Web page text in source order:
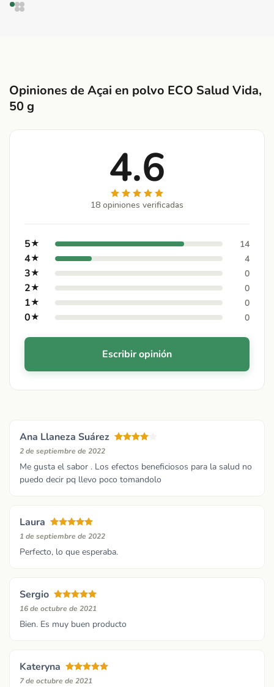
Opiniones de Açai en polvo ECO Salud Vida,
50 g
4.6
18 opiniones verificadas
5★ 14
4★ 4
3★ 0
2★ 0
1★ 0
0★ 0
Escribir opinión
Ana Llaneza Suárez
2 de septiembre de 2022
Me gusta el sabor . Los efectos beneficiosos para la salud no
puedo decir pq llevo poco tomandolo
Laura
1 de septiembre de 2022
Perfecto, lo que esperaba.
Sergio
16 de octubre de 2021
Bien. Es muy buen producto
Kateryna
7 de octubre de 2021